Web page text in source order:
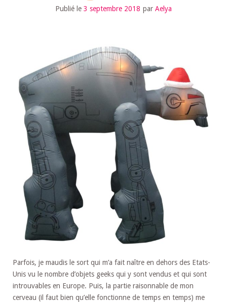
Publié le 3 septembre 2018 par Aelya
Parfois, je maudis le sort qui m’a fait naître en dehors des Etats-
Unis vu le nombre d’objets geeks qui y sont vendus et qui sont
introuvables en Europe. Puis, la partie raisonnable de mon
cerveau (il faut bien qu’elle fonctionne de temps en temps) me